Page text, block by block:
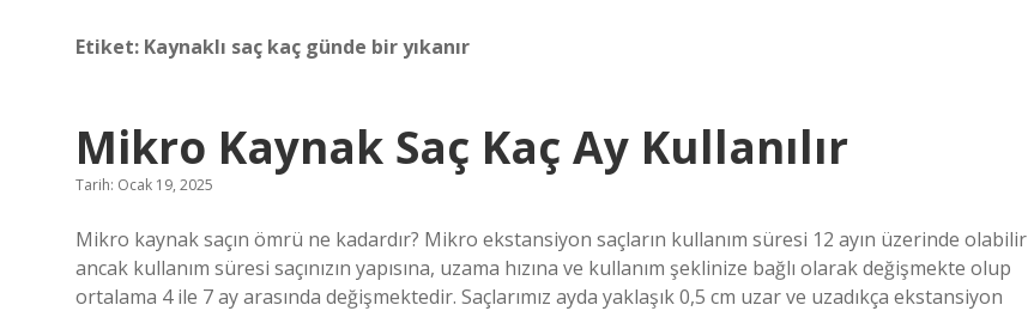
Etiket: Kaynaklı saç kaç günde bir yıkanır
Mikro Kaynak Saç Kaç Ay Kullanılır
Tarih: Ocak 19, 2025
Mikro kaynak saçın ömrü ne kadardır? Mikro ekstansiyon saçların kullanım süresi 12 ayın üzerinde olabilir
ancak kullanım süresi saçınızın yapısına, uzama hızına ve kullanım şeklinize bağlı olarak değişmekte olup
ortalama 4 ile 7 ay arasında değişmektedir. Saçlarımız ayda yaklaşık 0,5 cm uzar ve uzadıkça ekstansiyon